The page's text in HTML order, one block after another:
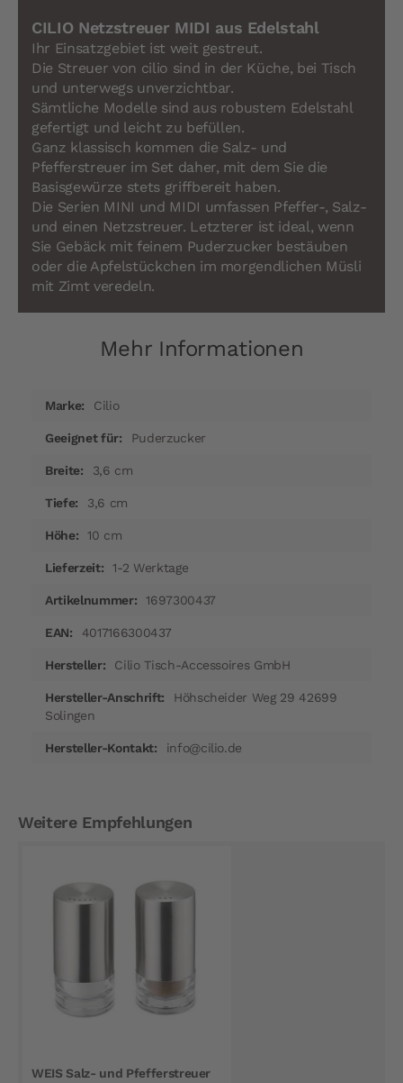
CILIO Netzstreuer MIDI aus Edelstahl
Ihr Einsatzgebiet ist weit gestreut.
Die Streuer von cilio sind in der Küche, bei Tisch
und unterwegs unverzichtbar.
Sämtliche Modelle sind aus robustem Edelstahl
gefertigt und leicht zu befüllen.
Ganz klassisch kommen die Salz- und
Pfefferstreuer im Set daher, mit dem Sie die
Basisgewürze stets griffbereit haben.
Die Serien MINI und MIDI umfassen Pfeffer-, Salz-
und einen Netzstreuer. Letzterer ist ideal, wenn
Sie Gebäck mit feinem Puderzucker bestäuben
oder die Apfelstückchen im morgendlichen Müsli
mit Zimt veredeln.
Mehr Informationen
InformationenCilio
Puderzucker
3,6 cm
3,6 cm
10 cm
1-2 Werktage
1697300437
4017166300437
Cilio Tisch-Accessoires GmbH
Höhscheider Weg 29 42699
Solingen
info@cilio.de
Weitere Empfehlungen
WEIS Salz- und Pfefferstreuer